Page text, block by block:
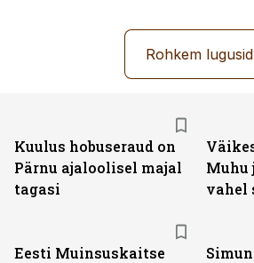
Rohkem lugusid
Kuulus hobuseraud on
Pärnu ajaloolisel majal
tagasi
Muhu
vahel
Eesti Muinsuskaitse